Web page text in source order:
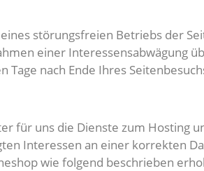
störungsfreien Betriebs der
einer
nach Ende Ihres
uns die Dienste zum Hosting
Interessen an einer korrekten
wie folgend beschrieben